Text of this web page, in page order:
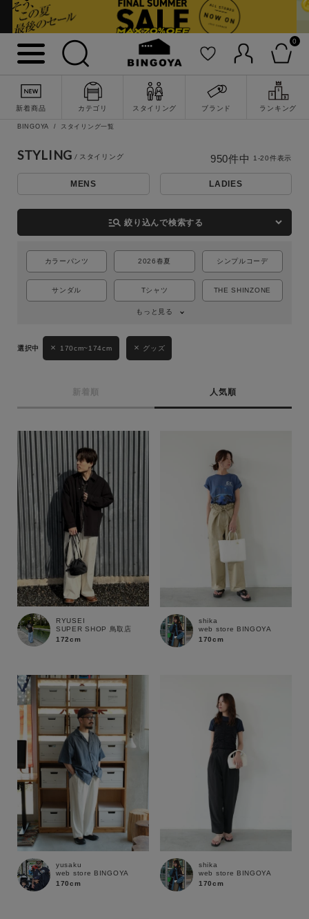
0
新着商品 カテゴリ スタイリング ブランド ランキング
詳細検索
キーワード
BINGOYA スタイリング一覧
STYLING
MENS LADIES
manage_search 絞り込んで検索する
カラーパンツ 2026春夏 シンプルコーデ
サンダル Tシャツ THE SHINZONE
もっと見る
170cm~174cm グッズ
新着順 人気順
950件中 1-20件表示
RYUSEI
SUPER SHOP 鳥取店
172cm
shika
web store BINGOYA
170cm
yusaku
web store BINGOYA
170cm
shika
web store BINGOYA
170cm